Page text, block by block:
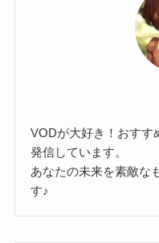
VODが大好き！おすす
発信しています。
あなたの未来を素敵な
す♪